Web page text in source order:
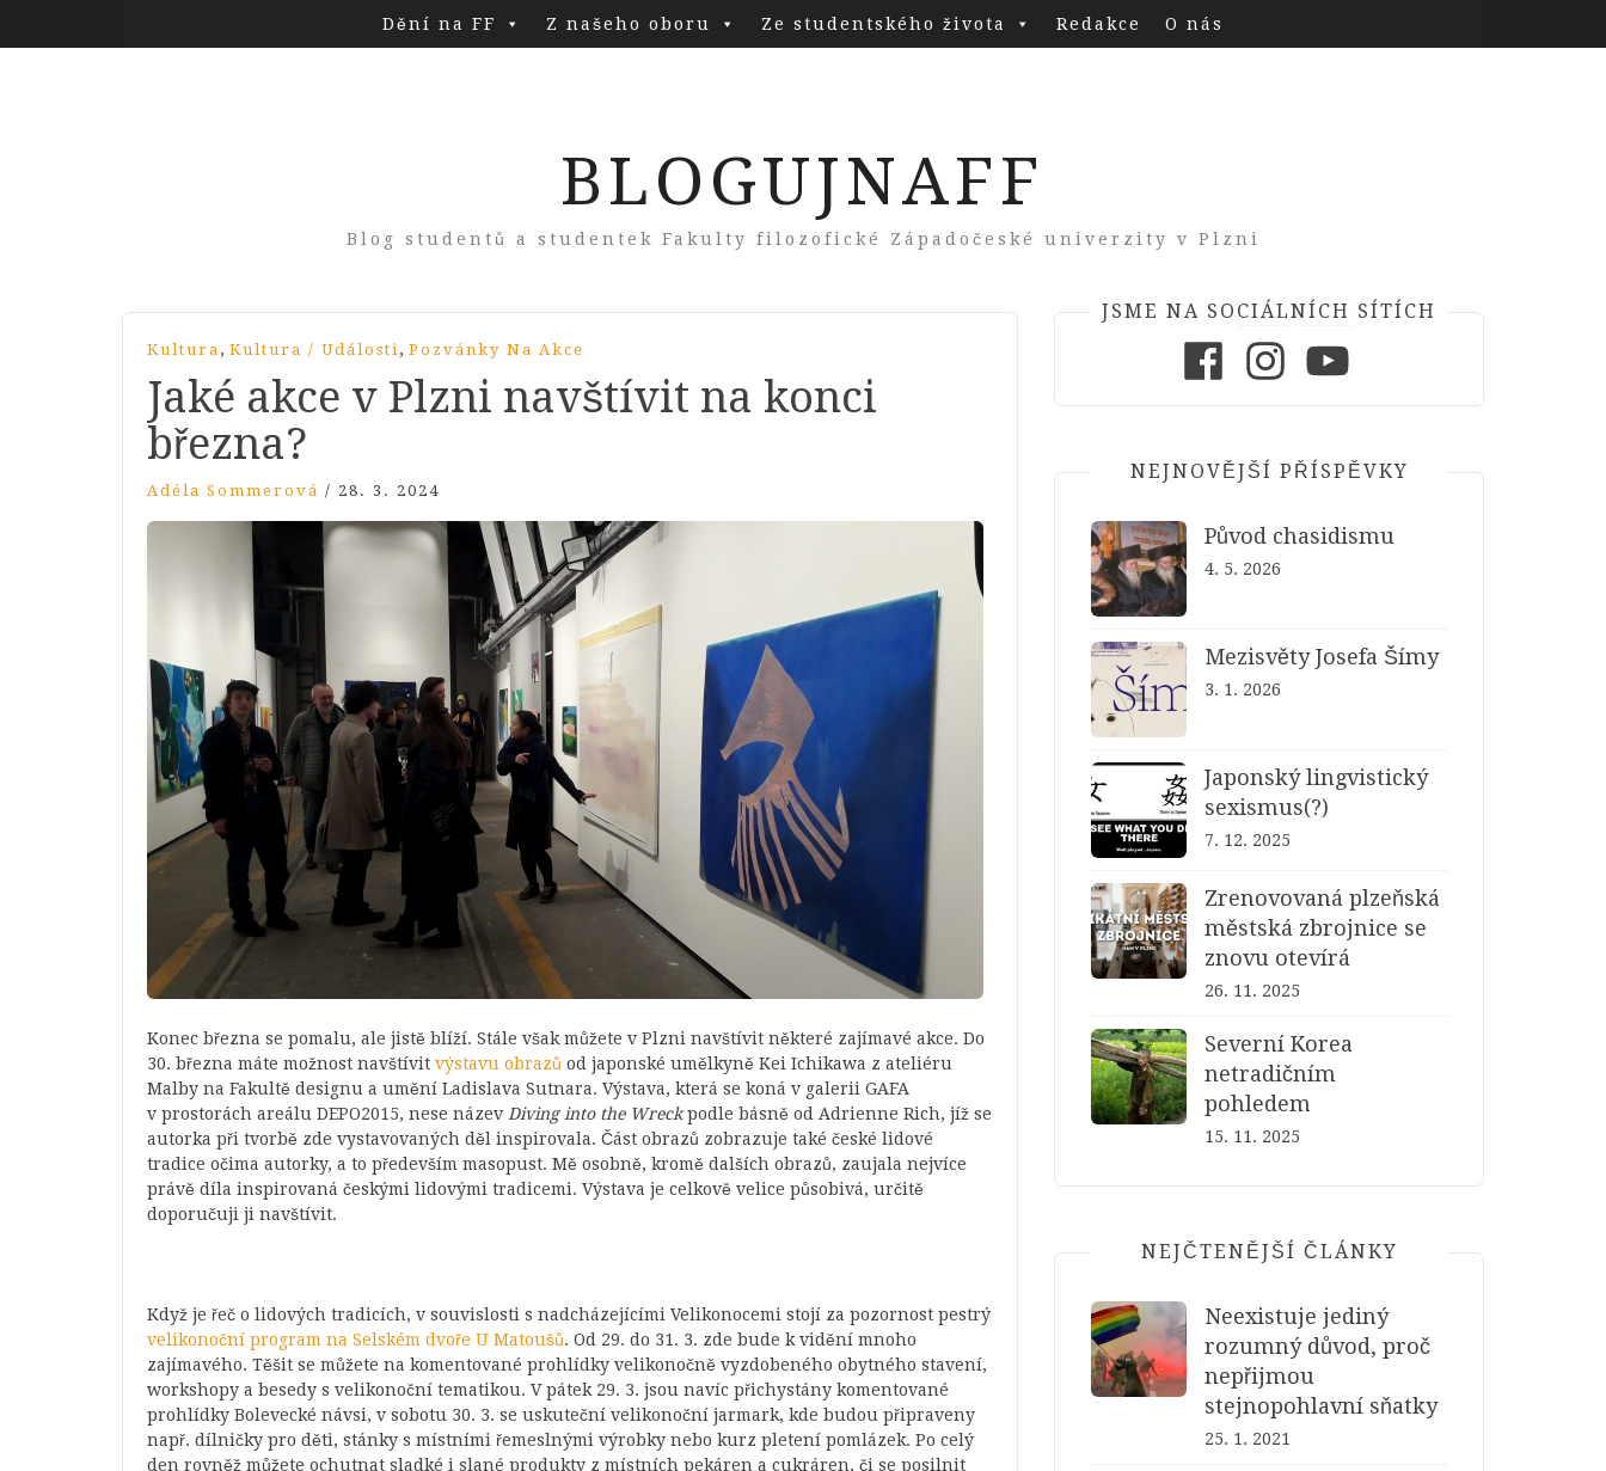
Dění na FF Z našeho oboru Ze studentského života Redakce O nás
BLOGUJNAFF
Blog studentů a studentek Fakulty filozofické Západočeské univerzity v Plzni
Kultura , Kultura / Události, Pozvánky Na Akce
Jaké akce v Plzni navštívit na konci
března?
Adéla Sommerová / 28. 3. 2024
Konec března se pomalu, ale jistě blíží. Stále však můžete v Plzni navštívit některé zajímavé akce. Do
30. března máte možnost navštívit výstavu obrazů od japonské umělkyně Kei Ichikawa z ateliéru
Malby na Fakultě designu a umění Ladislava Sutnara. Výstava, která se koná v galerii GAFA
v prostorách areálu DEPO2015, nese název Diving into the Wreckpodle básně od Adrienne Rich, jíž se
autorka při tvorbě zde vystavovaných děl inspirovala. Část obrazů zobrazuje také české lidové
tradice očima autorky, a to především masopust. Mě osobně, kromě dalších obrazů, zaujala nejvíce
právě díla inspirovaná českými lidovými tradicemi. Výstava je celkově velice působivá, určitě
doporučuji ji navštívit.
Když je řeč o lidových tradicích, v souvislosti s nadcházejícími Velikonocemi stojí za pozornost pestrý
velikonoční program na Selském dvoře U Matoušů. Od 29. do 31. 3. zde bude k vidění mnoho
zajímavého. Těšit se můžete na komentované prohlídky velikonočně vyzdobeného obytného stavení,
workshopy a besedy s velikonoční tematikou. V pátek 29. 3. jsou navíc přichystány komentované
prohlídky Bolevecké návsi, v sobotu 30. 3. se uskuteční velikonoční jarmark, kde budou připraveny
např. dílničky pro děti, stánky s místními řemeslnými výrobky nebo kurz pletení pomlázek. Po celý
den rovněž můžete ochutnat sladké i slané produkty z místních pekáren a cukráren, či se posilnit
JSME NA SOCIÁLNÍCH SÍTÍCH
NEJNOVĚJŠÍ PŘÍSPĚVKY
Původ chasidismu
4. 5. 2026
Mezisvěty Josefa Šímy
3. 1. 2026
Japonský lingvistický
sexismus(?)
7. 12. 2025
Zrenovovaná plzeňská
městská zbrojnice se
znovu otevírá
26. 11. 2025
Severní Korea
netradičním
pohledem
15. 11. 2025
NEJČTENĚJŠÍ ČLÁNKY
Neexistuje jediný
rozumný důvod, proč
nepřijmou
stejnopohlavní sňatky
25. 1. 2021